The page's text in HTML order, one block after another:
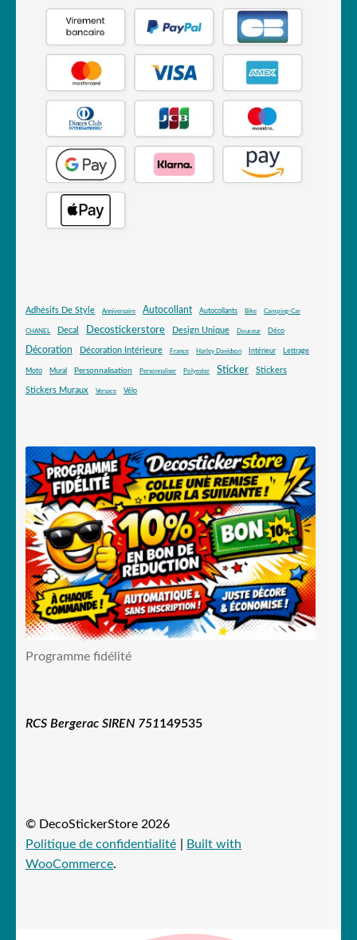
Adhésifs De Style Anniversaire Autocollant Autocollants Bike Camping-Car
CHANEL Decal Decostickerstore Design Unique Douceur Déco
Décoration Décoration Intérieure France Harley Davidson Intérieur Lettrage
Moto Mural Personnalisation Personnaliser Polyester Sticker Stickers
Stickers Muraux Versace Vélo
Programme fidélité
RCS Bergerac SIREN 751149535
© DecoStickerStore 2026
Politique de confidentialité
Built with
WooCommerce.